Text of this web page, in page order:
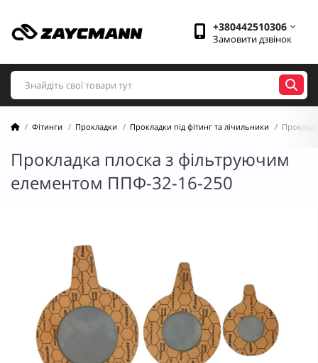
+380442510306
Замовити дзвінок
Фітинги Прокладки Прокладки під фітинг та лічильники
Прокладка плоска з фільтруючим
елементом ППФ-32-16-250